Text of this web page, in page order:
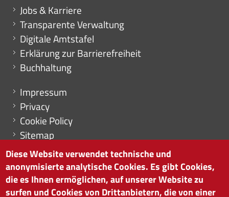
Mini menu di servizio
Jobs & Karriere
Transparente Verwaltung
Digitale Amtstafel
Erklärung zur Barrierefreiheit
Buchhaltung
Menu footer
Impressum
Privacy
Cookie Policy
Sitemap
Cookie-Einstellungen
Diese Website verwendet technische und
anonymisierte analytische Cookies. Es gibt Cookies,
die es Ihnen ermöglichen, auf unserer Website zu
surfen und Cookies von Drittanbietern, die von einer